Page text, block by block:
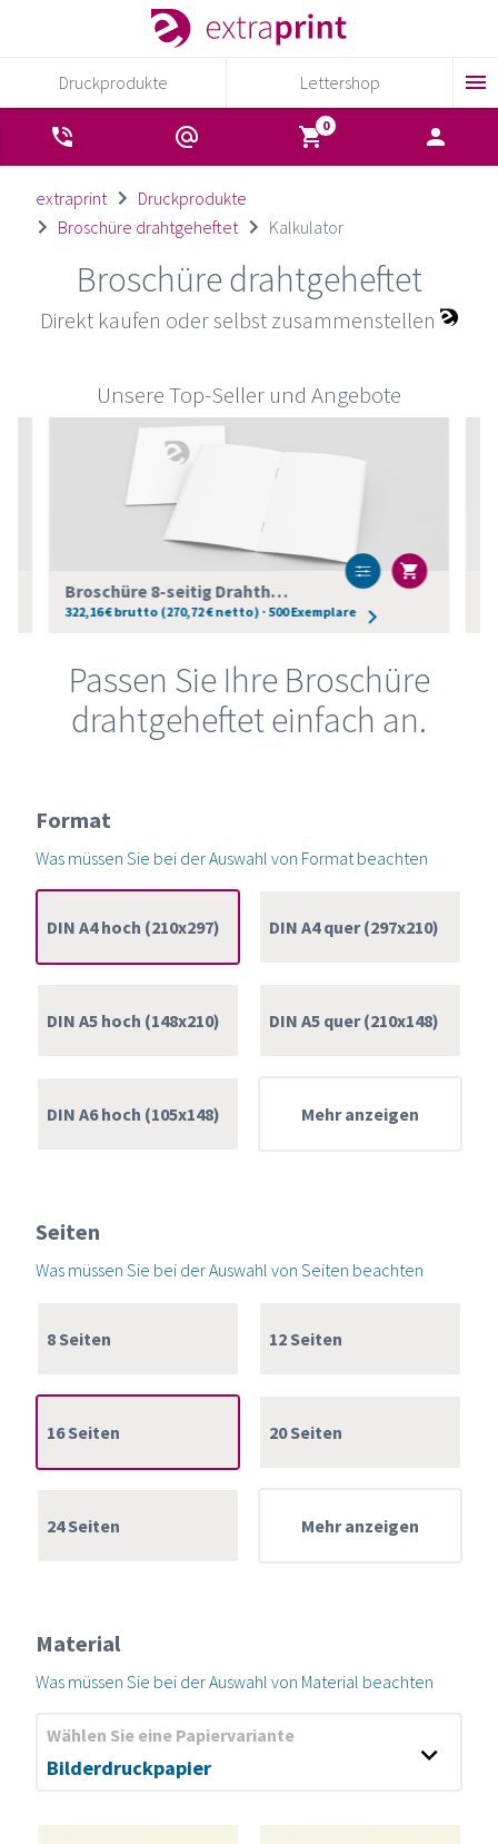
Druckprodukte Lettershop
extraprint
Druckprodukte
Broschüre drahtgeheftet
Kalkulator
Broschüre drahtgeheftet
Direkt kaufen oder selbst zusammenstellen
Unsere Top-Seller und Angebote
Broschüre 8-seitig Drahtheftung DIN A4
322,16 € brutto (270,72 € netto) · 500 Exemplare
Passen Sie Ihre Broschüre
drahtgeheftet einfach an.
Format
Was müssen Sie bei der Auswahl von Format beachten
DIN A4 hoch (210x297) DIN A4 quer (297x210)
DIN A5 hoch (148x210) DIN A5 quer (210x148)
DIN A6 hoch (105x148) Mehr anzeigen
Seiten
Was müssen Sie bei der Auswahl von Seiten beachten
8 Seiten 12 Seiten
16 Seiten 20 Seiten
24 Seiten Mehr anzeigen
Material
Was müssen Sie bei der Auswahl von Material beachten
Weiß
Offset
Bilderdruckpapier
Wählen Sie eine Papiervariante
Bilderdruckpapier